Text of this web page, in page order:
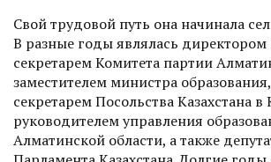
Свой трудовой путь она начинала
В разные годы являлась
секретарем Комитета партии
заместителем министра
секретарем Посольства Казахстана
руководителем управления
Алматинской области, а также